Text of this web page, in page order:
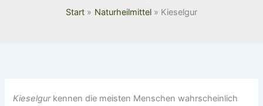
Start Naturheilmittel Kieselgur
Kieselgurkennen die meisten Menschen wahrscheinlich